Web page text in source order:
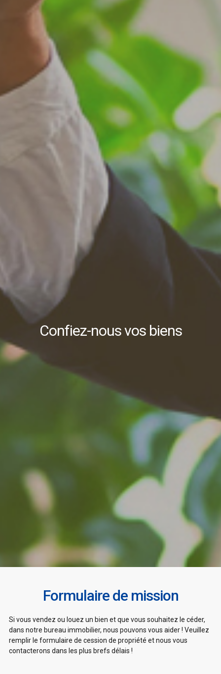
Confiez-nous vos biens
Formulaire de mission
Si vous vendez ou louez un bien et que vous souhaitez le céder,
dans notre bureau immobilier, nous pouvons vous aider ! Veuillez
remplir le formulaire de cession de propriété et nous vous
contacterons dans les plus brefs délais !